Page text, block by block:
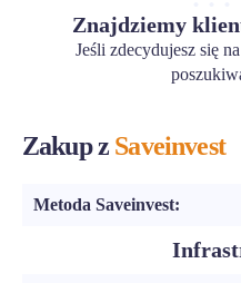
Znajdziemy
Jeśli zdecydujesz się
Zakup z Saveinvest
Metoda Saveinvest: